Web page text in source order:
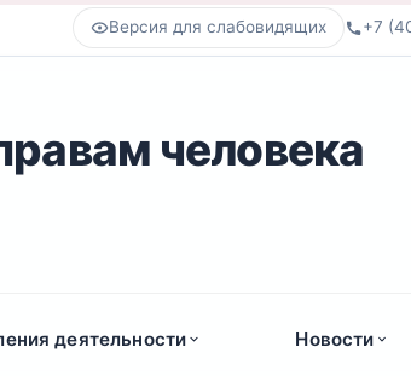
Версия для слабовидящих +7
человека
деятельности Новости